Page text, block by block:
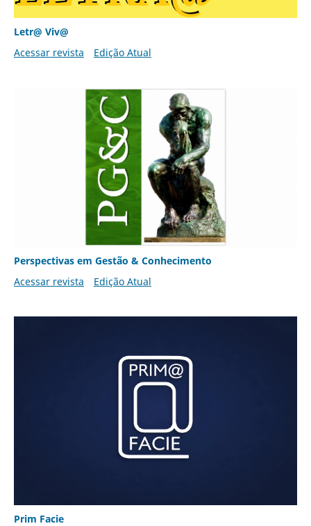
Letr@ Viv@
Acessar revista
Edição Atual
Perspectivas em Gestão & Conhecimento
Acessar revista
Edição Atual
Prim Facie